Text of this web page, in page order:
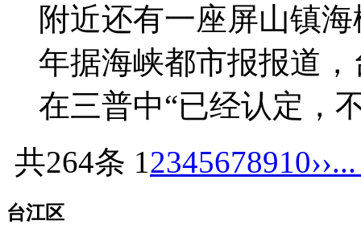
附近还有一座屏山镇
年据海峡都市报报道
在三普中“已经认定，
共264条 12345678910››
台江区